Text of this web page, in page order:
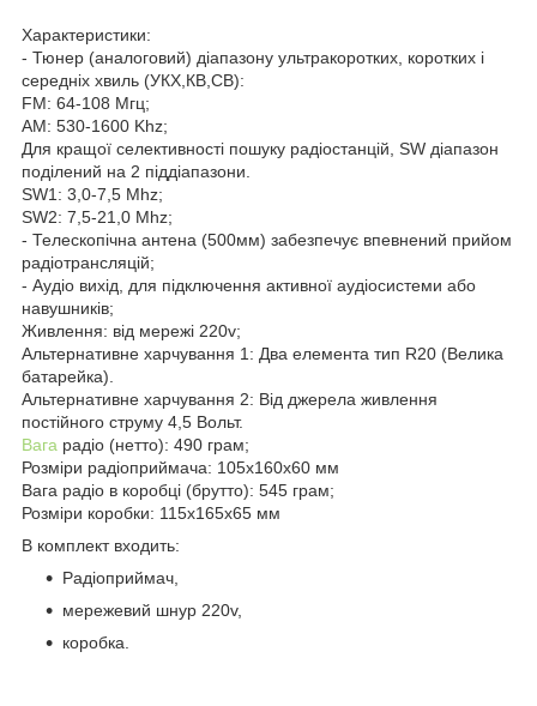
Характеристики:
- Тюнер (аналоговий) діапазону ультракоротких, коротких і
середніх хвиль (УКХ,КВ,СВ):
FM: 64-108 Мгц;
AM: 530-1600 Khz;
Для кращої селективності пошуку радіостанцій, SW діапазон
поділений на 2 піддіапазони.
SW1: 3,0-7,5 Mhz;
SW2: 7,5-21,0 Mhz;
- Телескопічна антена (500мм) забезпечує впевнений прийом
радіотрансляцій;
- Аудіо вихід, для підключення активної аудіосистеми або
навушників;
Живлення: від мережі 220v;
Альтернативне харчування 1: Два елемента тип R20 (Велика
батарейка).
Альтернативне харчування 2: Від джерела живлення
постійного струму 4,5 Вольт.
Вага радіо (нетто): 490 грам;
Розміри радіоприймача: 105х160х60 мм
Вага радіо в коробці (брутто): 545 грам;
Розміри коробки: 115х165х65 мм
В комплект входить:
Радіоприймач,
мережевий шнур 220v,
коробка.